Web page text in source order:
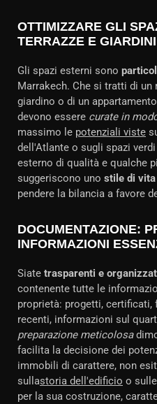
OTTIMIZZARE GLI
TERRAZZE E GIARDINI
Gli spazi esterni sono
Marrakech. Che si tratti di
giardino o di un
devono essere curate in
massimo le potenziali viste
dell'Atlante o sugli spazi
esterno di qualità e qualche
suggeriscono uno stile di
pendere la bilancia a favore
DOCUMENTAZIONE:
INFORMAZIONI
Siate trasparenti e
contenente tutte le
proprietà: progetti,
recenti, informazioni sul
preparazione meticolosa
facilita la decisione dei
immobili di carattere, non
sullastoria dell'edificio o
per la sua costruzione,